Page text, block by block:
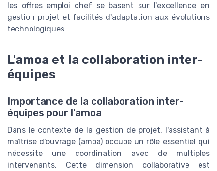
les offres emploi chef se basent sur l'excellence en
gestion projet et facilités d'adaptation aux évolutions
technologiques.
L'amoa et la collaboration inter-
équipes
Importance de la collaboration inter-
équipes pour l'amoa
Dans le contexte de la gestion de projet, l'assistant à
maîtrise d'ouvrage (amoa) occupe un rôle essentiel qui
nécessite une coordination avec de multiples
intervenants. Cette dimension collaborative est